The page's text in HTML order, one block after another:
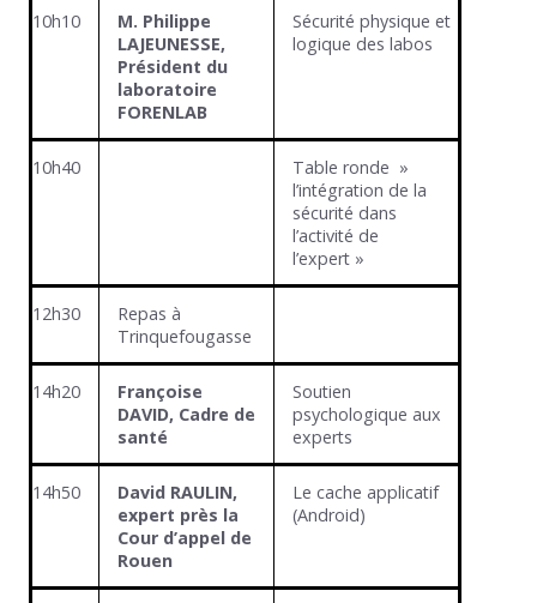
10h10
M. Philippe
LAJEUNESSE,
Président du
laboratoire
FORENLAB
Sécurité physique et
logique des labos
10h40
Table ronde »
l’intégration de la
sécurité dans
l’activité de
l’expert »
12h30
Repas à
Trinquefougasse
14h20
Françoise
DAVID, Cadre de
santé
Soutien
psychologique aux
experts
14h50
David RAULIN,
expert près la
Cour d’appel de
Rouen
Le cache applicatif
(Android)